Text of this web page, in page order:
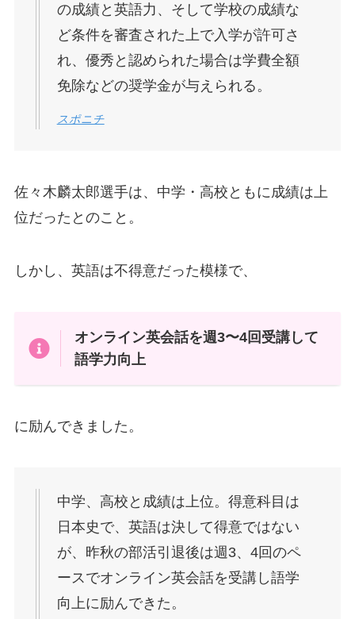
の成績と英語力、そして学校の成績な
ど条件を審査された上で入学が許可さ
れ、優秀と認められた場合は学費全額
免除などの奨学金が与えられる。
スポニチ
佐々木麟太郎選手は、中学・高校ともに成績は上
位だったとのこと。
しかし、英語は不得意だった模様で、
オンライン英会話を週3〜4回受講して
語学力向上
に励んできました。
中学、高校と成績は上位。得意科目は
日本史で、英語は決して得意ではない
が、昨秋の部活引退後は週3、4回のペ
ースでオンライン英会話を受講し語学
向上に励んできた。